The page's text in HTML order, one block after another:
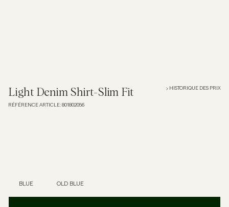
Chemises
T-shirts
Light Denim Shirt-Slim Fit
RÉFÉRENCE ARTICLE: 801802056
HISTORIQUE DES PRIX
BLUE OLD BLUE